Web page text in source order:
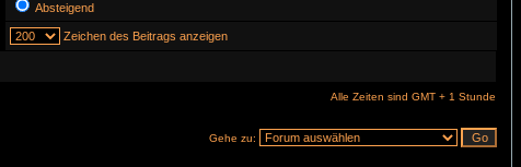
Absteigend
Zeichen des Beitrags anzeigen
Alle Zeiten sind GMT + 1 Stunde
Gehe zu: